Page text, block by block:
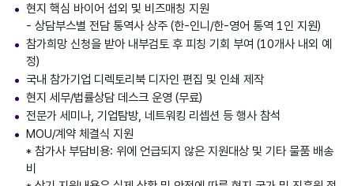
현지 핵심 바이어 섭외 및 비즈매칭 지원
- 상담부스별 전담 통역사 상주 (한-인니/한-영어 통역 1인 지원)
참가희망 신청을 받아 내부검토 후 피칭 기회 부여 (10개사 내외 예
정)
국내 참가기업 디렉토리북 디자인 편집 및 인쇄 제작
현지 세무/법률상담 데스크 운영 (무료)
전문가 세미나, 기업탐방, 네트워킹 리셉션 등 행사 참석
MOU/계약 체결식 지원
* 참가사 부담비용: 위에 언급되지 않은 지원대상 및 기타 물품 배송
비